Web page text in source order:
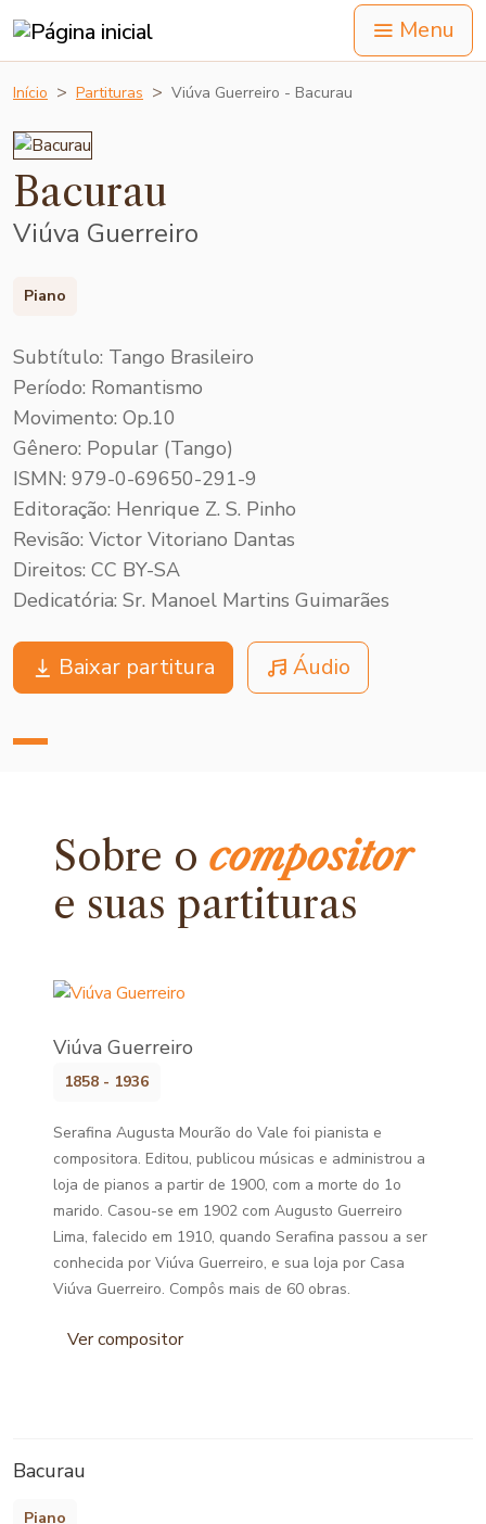
Menu
Início Partituras Viúva Guerreiro - Bacurau
Bacurau
Viúva Guerreiro
Piano
Subtítulo: Tango Brasileiro
Período: Romantismo
Movimento: Op.10
Gênero: Popular (Tango)
ISMN: 979-0-69650-291-9
Editoração: Henrique Z. S. Pinho
Revisão: Victor Vitoriano Dantas
Direitos: CC BY-SA
Dedicatória: Sr. Manoel Martins Guimarães
Baixar partitura Áudio
Sobre ocompositor
e suas partituras
Viúva Guerreiro
1858 - 1936
Serafina Augusta Mourão do Vale foi pianista e
compositora. Editou, publicou músicas e administrou a
loja de pianos a partir de 1900, com a morte do 1o
marido. Casou-se em 1902 com Augusto Guerreiro
Lima, falecido em 1910, quando Serafina passou a ser
conhecida por Viúva Guerreiro, e sua loja por Casa
Viúva Guerreiro. Compôs mais de 60 obras.
Ver compositor
Bacurau
Piano